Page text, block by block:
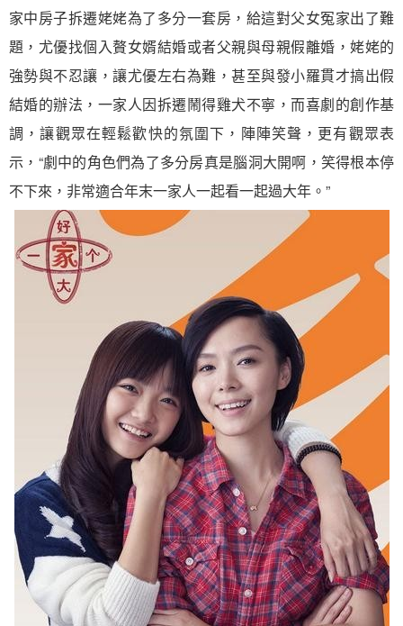
家中房子拆遷姥姥為了多分一套房，給這對父女冤家出了難
題，尤優找個入贅女婿結婚或者父親與母親假離婚，姥姥的
強勢與不忍讓，讓尤優左右為難，甚至與發小羅貫才搞出假
結婚的辦法，一家人因拆遷鬧得雞犬不寧，而喜劇的創作基
調，讓觀眾在輕鬆歡快的氛圍下，陣陣笑聲，更有觀眾表
示，“劇中的角色們為了多分房真是腦洞大開啊，笑得根本停
不下來，非常適合年末一家人一起看一起過大年。”